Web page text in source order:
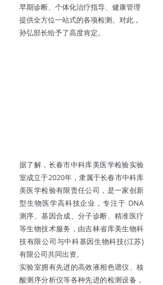
早期诊断、个体化治疗指导、健康管理
提供全方位一站式的各项检测。对此，
孙弘部长给予了高度肯定。
据了解，长春市中科库美医学检验实验
室成立于2020年，隶属于长春市中科库
美医学检验有限责任公司，是一家创新
型生物医学高科技企业，专注于 DNA
测序、基因合成、分子诊断、精准医疗
等生物技术服务，由吉林省库美生物科
技有限公司与中科基因生物科技(江苏)
有限公司共同出资。
实验室拥有先进的高效液相色谱仪、核
酸测序分析仪等各种先进的检测设备，